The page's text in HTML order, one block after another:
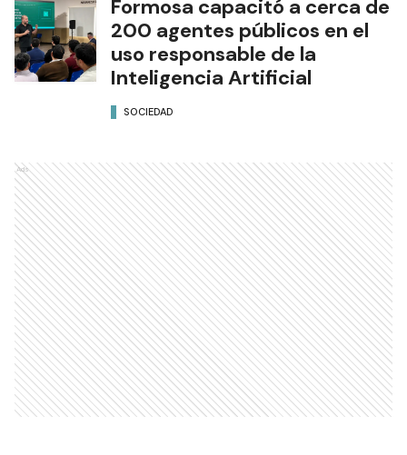
Formosa capacitó a cerca de
200 agentes públicos en el
uso responsable de la
Inteligencia Artificial
SOCIEDAD
Ads